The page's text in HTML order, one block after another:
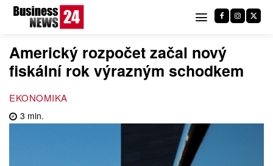
Americký rozpočet začal nový
fiskální rok výrazným schodkem
EKONOMIKA
3 min.